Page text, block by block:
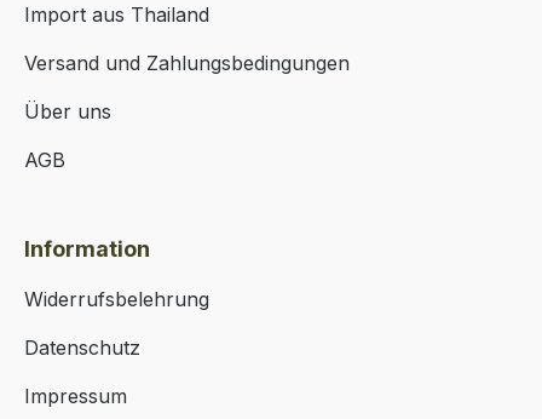
Import aus Thailand
Versand und Zahlungsbedingungen
Über uns
AGB
Information
Widerrufsbelehrung
Datenschutz
Impressum